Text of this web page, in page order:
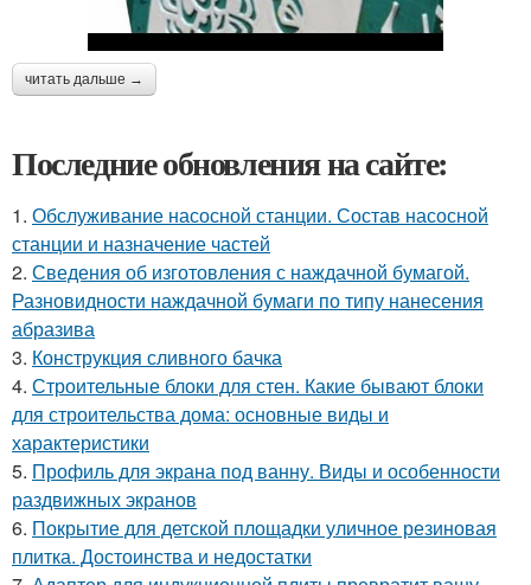
читать дальше →
Последние обновления на сайте:
1. Обслуживание насосной станции. Состав насосной
станции и назначение частей
2. Сведения об изготовления с наждачной бумагой.
Разновидности наждачной бумаги по типу нанесения
абразива
3. Конструкция сливного бачка
4. Строительные блоки для стен. Какие бывают блоки
для строительства дома: основные виды и
характеристики
5. Профиль для экрана под ванну. Виды и особенности
раздвижных экранов
6. Покрытие для детской площадки уличное резиновая
плитка. Достоинства и недостатки